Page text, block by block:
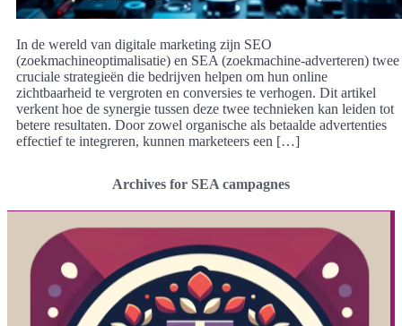
In de wereld van digitale marketing zijn SEO
(zoekmachineoptimalisatie) en SEA (zoekmachine-adverteren) twee
cruciale strategieën die bedrijven helpen om hun online
zichtbaarheid te vergroten en conversies te verhogen. Dit artikel
verkent hoe de synergie tussen deze twee technieken kan leiden tot
betere resultaten. Door zowel organische als betaalde advertenties
effectief te integreren, kunnen marketeers een […]
Archives for SEA campagnes